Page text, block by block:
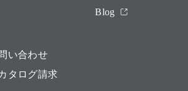
い合わせ
タログ請求
Blog